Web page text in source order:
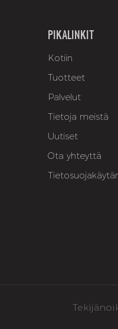
PIKALINKIT
Kotiin
Tuotteet
Palvelut
Tietoja meistä
Uutiset
Ota yhteyttä